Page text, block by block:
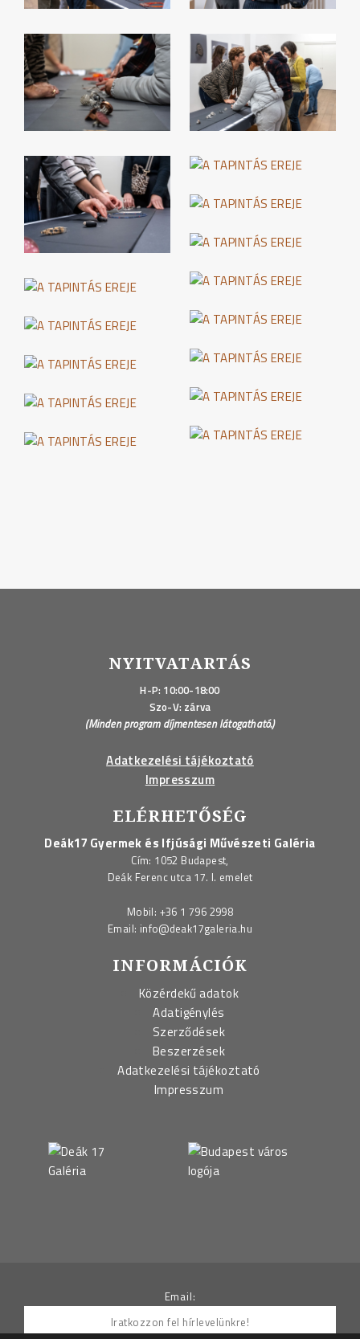
NYITVATARTÁS
H-P: 10:00-18:00
Szo-V: zárva
(Minden program díjmentesen látogatható.)
Adatkezelési tájékoztató
Impresszum
ELÉRHETŐSÉG
Deák17 Gyermek és Ifjúsági Művészeti Galéria
Cím: 1052 Budapest,
Deák Ferenc utca 17. I. emelet
Mobil: +36 1 796 2998
Email: info@deak17galeria.hu
INFORMÁCIÓK
Közérdekű adatok
Adatigénylés
Szerződések
Beszerzések
Adatkezelési tájékoztató
Impresszum
Email: